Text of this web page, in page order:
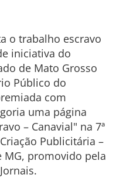
o trabalho escravo
iniciativa do
de Mato Grosso
Público do
com
uma página
– Canavial" na 7ª
Publicitária –
MG, promovido pela